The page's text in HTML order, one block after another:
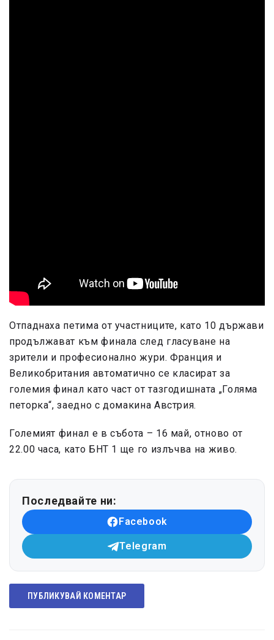
Отпаднаха петима от участниците, като 10 държави
продължават към финала след гласуване на
зрители и професионално жури. Франция и
Великобритания автоматично се класират за
големия финал като част от тазгодишната „Голяма
петорка“, заедно с домакина Австрия.
Големият финал е в събота – 16 май, отново от
22.00 часа, като БНТ 1 ще го излъчва на живо.
Последвайте ни:
Facebook
Telegram
ПУБЛИКУВАЙ КОМЕНТАР